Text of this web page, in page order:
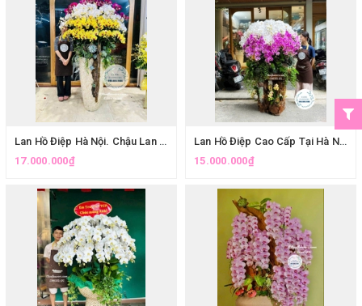
Lan Hồ Điệp Hà Nội. Chậu Lan Hồ Điệp Cao Cấp Chúc Mừng Sinh Nhật Lãnh Đạo| Eliseflowers- Điện Hoa Tươi, Lan Hồ Điệp Uy Tín Tại Hà Nội
17.000.000₫
Lan Hồ Điệp Cao Cấp Tại Hà Nội. Chậu Lan Hồ Điệp Ghép Lũa Cao Cấp Trang Trí Phòng Khách
15.000.000₫